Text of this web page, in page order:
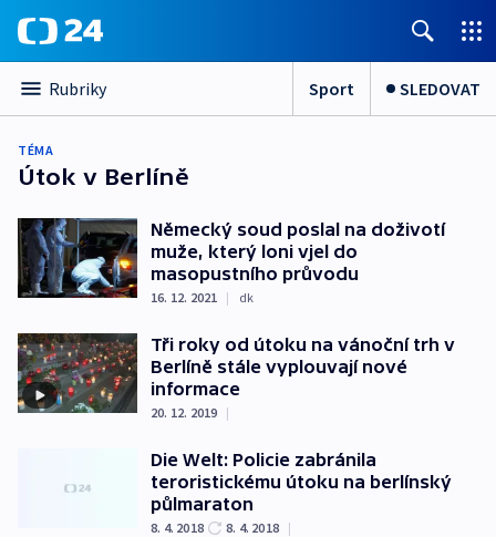
Rubriky Sport SLEDOVAT
TÉMA
Útok v Berlíně
Německý soud poslal na doživotí
muže, který loni vjel do
masopustního průvodu
16. 12. 2021 | dk
Tři roky od útoku na vánoční trh v
Berlíně stále vyplouvají nové
informace
20. 12. 2019 |
Die Welt: Policie zabránila
teroristickému útoku na berlínský
půlmaraton
8. 4. 2018 8. 4. 2018 |